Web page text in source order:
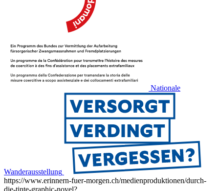
Nationale
Wanderausstellung
https://www.erinnern-fuer-morgen.ch/medienproduktionen/durch-